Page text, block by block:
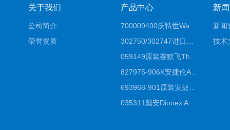
关于我们
公司简介
荣誉资质
产品中心
827975-906K安捷伦Agilent原装ZORBAX液相色谱柱*
035311戴安Dionex AS4分析柱阴离子交换色谱柱厂家
新
新闻
技术